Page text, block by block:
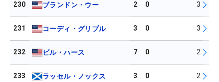
230 ブランドン・ウー 2 0 3
231 コーディ・グリブル 3 0 3
232 ビル・ハース 7 0 2
233 ラッセル・ノックス 3 0 2